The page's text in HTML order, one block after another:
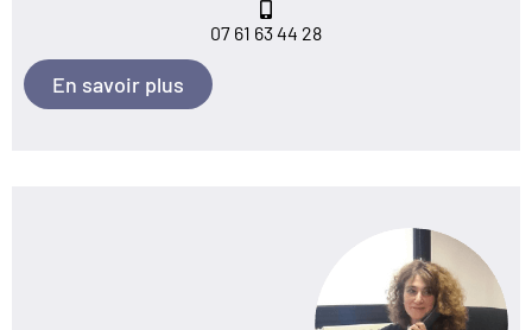
07 61 63 44 28
En savoir plus